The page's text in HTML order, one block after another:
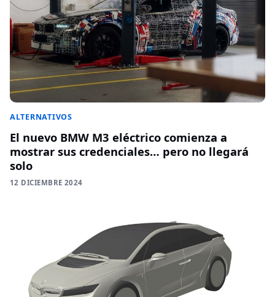
ALTERNATIVOS
El nuevo BMW M3 eléctrico comienza a
mostrar sus credenciales… pero no llegará
solo
12 DICIEMBRE 2024